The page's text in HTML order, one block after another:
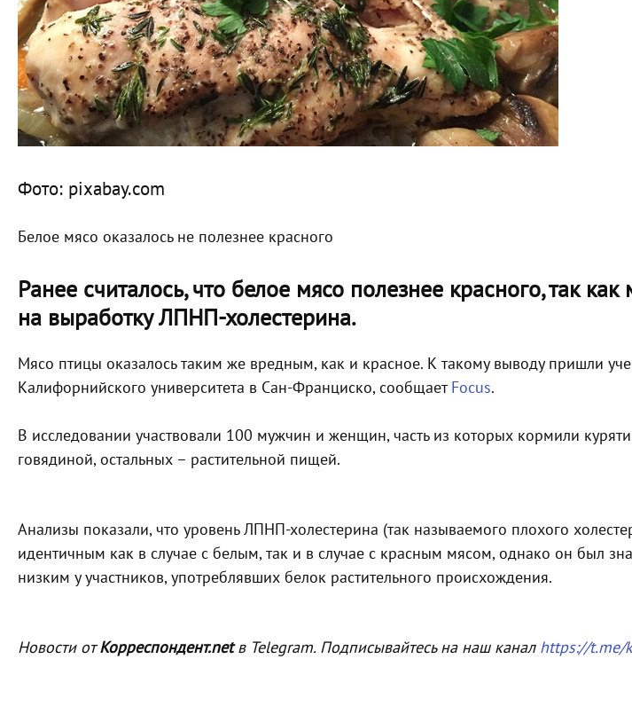
Фото: pixabay.com
Белое мясо оказалось не полезнее красного
Ранее считалось, что белое мясо полезнее красного, так
на выработку ЛПНП-холестерина.
Мясо птицы оказалось таким же вредным, как и красное. К такому выводу пришли
Калифорнийского университета в Сан-Франциско, сообщаетFocus.
В исследовании участвовали 100 мужчин и женщин, часть из которых кормили
говядиной, остальных – растительной пищей.
Анализы показали, что уровень ЛПНП-холестерина (так называемого плохого
идентичным как в случае с белым, так и в случае с красным мясом, однако он был
низким у участников, употреблявших белок растительного происхождения.
Новости отКорреспондент.netв Telegram. Подписывайтесь на наш канал https://t.me/